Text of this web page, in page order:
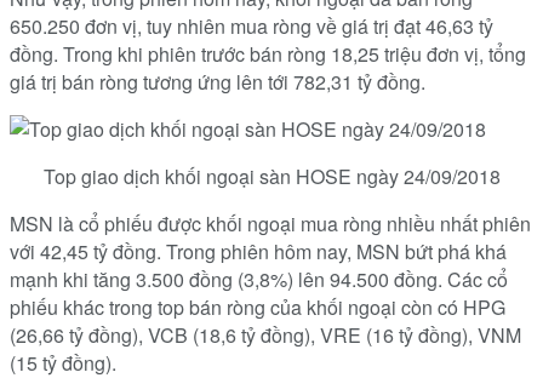
650.250 đơn vị, tuy nhiên mua ròng về giá trị đạt 46,63 tỷ
đồng. Trong khi phiên trước bán ròng 18,25 triệu đơn vị, tổng
giá trị bán ròng tương ứng lên tới 782,31 tỷ đồng.
Top giao dịch khối ngoại sàn HOSE ngày 24/09/2018
MSN là cổ phiếu được khối ngoại mua ròng nhiều nhất phiên
với 42,45 tỷ đồng. Trong phiên hôm nay, MSN bứt phá khá
mạnh khi tăng 3.500 đồng (3,8%) lên 94.500 đồng. Các cổ
phiếu khác trong top bán ròng của khối ngoại còn có HPG
(26,66 tỷ đồng), VCB (18,6 tỷ đồng), VRE (16 tỷ đồng), VNM
(15 tỷ đồng).